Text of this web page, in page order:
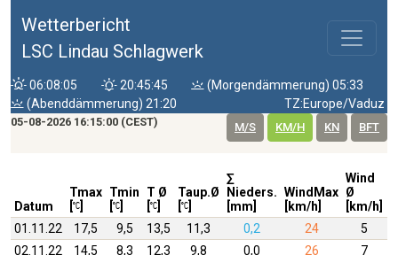
Wetterbericht
LSC Lindau Schlagwerk
06:08:05 20:45:45
(Morgendämmerung) 05:33
(Abenddämmerung) 21:20
TZ:Europe/Vaduz
05-08-2026 16:15:00 (CEST) M/S KM/H KN BFT
Datum
Tmax Tmin
T Ø
Taup.Ø
∑
Nieders.
[mm]
WindMax
[km/h]
Wind
Ø
[km/h]
01.11.22 17,5 9,5 13,5 11,3 0,2 24 5
02.11.22
14,5 8,3 12,3 9,8 0,0 26 7